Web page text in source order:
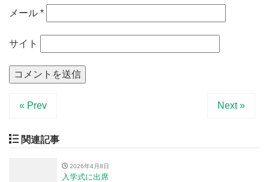
メール *
サイト
« Prev Next »
関連記事
2026年4月8日
入学式に出席